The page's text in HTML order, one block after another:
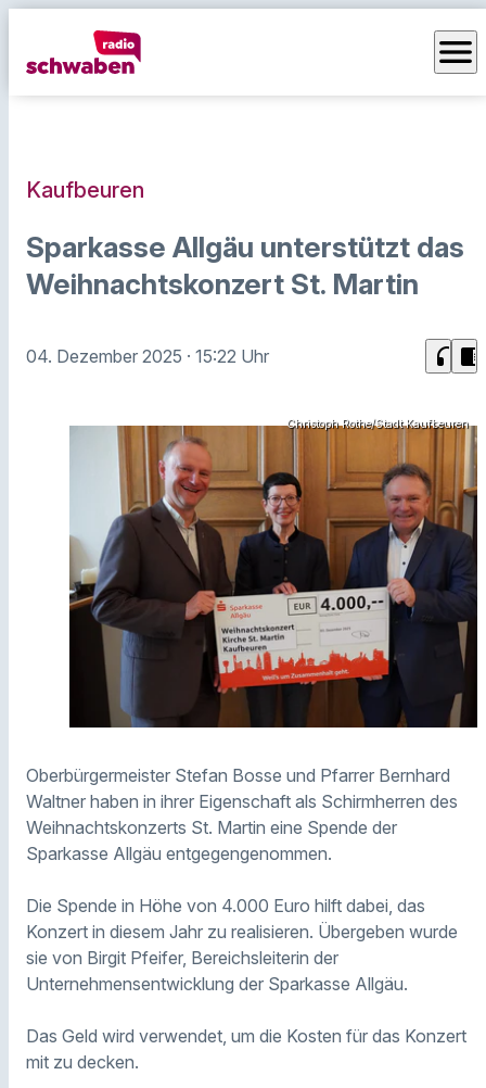
menu
Kaufbeuren
Sparkasse Allgäu unterstützt das
Weihnachtskonzert St. Martin
04. Dezember 2025 · 15:22 Uhr headphones chrome_reader_mode
Christoph Rothe/Stadt Kaufbeuren
Oberbürgermeister Stefan Bosse und Pfarrer Bernhard
Waltner haben in ihrer Eigenschaft als Schirmherren des
Weihnachtskonzerts St. Martin eine Spende der
Sparkasse Allgäu entgegengenommen.
Die Spende in Höhe von 4.000 Euro hilft dabei, das
Konzert in diesem Jahr zu realisieren. Übergeben wurde
sie von Birgit Pfeifer, Bereichsleiterin der
Unternehmensentwicklung der Sparkasse Allgäu.
Das Geld wird verwendet, um die Kosten für das Konzert
mit zu decken.